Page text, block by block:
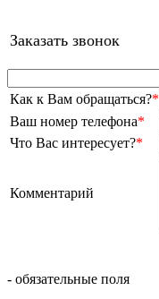
Заказать звонок
Как к Вам обращаться?*
Ваш номер телефона*
Что Вас интересует?*
Комментарий
- обязательные поля